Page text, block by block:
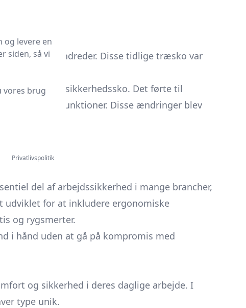
i århundreder. Disse tidlige træsko var
i fabrikker.
avancerede sikkerhedssko. Det førte til
sikkerhedsfunktioner. Disse ændringer blev
del af arbejdssikkerhed i mange brancher,
udviklet for at inkludere ergonomiske
og rygsmerter.
i hånd uden at gå på kompromis med
og sikkerhed i deres daglige arbejde. I
type unik.
og levere en
siden, så vi
vores brug
Privatlivspolitik